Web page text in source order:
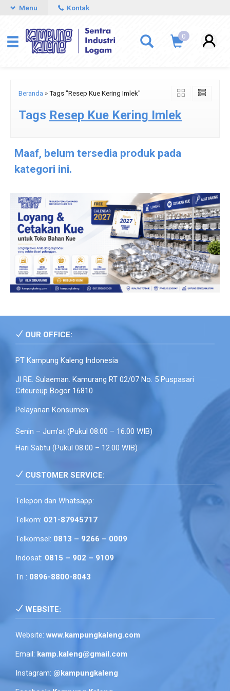
Menu Kontak
0
Beranda »Tags "Resep Kue Kering Imlek"
Tags Resep Kue Kering Imlek
Maaf, belum tersedia produk pada
kategori ini.
OUR OFFICE:
PT Kampung Kaleng Indonesia
Jl RE. Sulaeman. Kamurang RT 02/07 No. 5 Puspasari
Citeureup Bogor 16810
Pelayanan Konsumen:
Senin – Jum’at (Pukul 08.00 – 16.00 WIB)
Hari Sabtu (Pukul 08.00 – 12.00 WIB)
CUSTOMER SERVICE:
Telepon dan Whatsapp:
Telkom: 021-87945717
Telkomsel: 0813 – 9266 – 0009
Indosat: 0815 – 902 – 9109
Tri : 0896-8800-8043
WEBSITE:
Website: www.kampungkaleng.com
Email: kamp.kaleng@gmail.com
Instagram: @kampungkaleng